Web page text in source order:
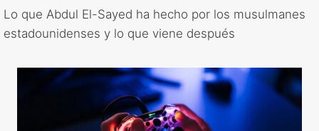
Lo que Abdul El-Sayed ha hecho por los musulmanes
estadounidenses y lo que viene después